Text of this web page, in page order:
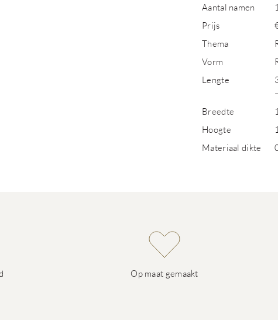
Aantal namen
Prijs
Thema
Vorm
Lengte
Breedte
Hoogte
Materiaal dikte
Op maat gemaakt